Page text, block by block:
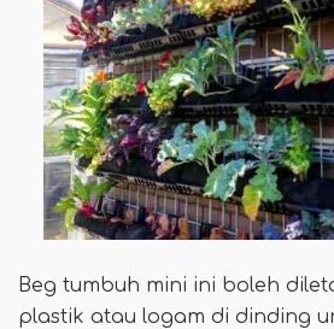
Beg tumbuh mini ini boleh
plastik atau logam di dinding